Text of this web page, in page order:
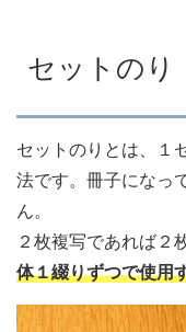
セットのり
セットのりとは、１
法です。冊子になっ
ん。
２枚複写であれば２
体１綴りずつで使用